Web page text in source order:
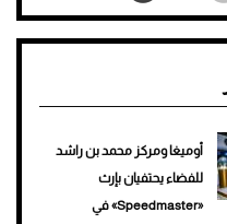
نرى المستقبل من خلال
تصميماتنا.. كيف حجزت 1886
تمنحك فخامة استثنائية
أوميغا ومركز محمد بن راشد
للفضاء يحتفيان بإرث
«Speedmaster» في